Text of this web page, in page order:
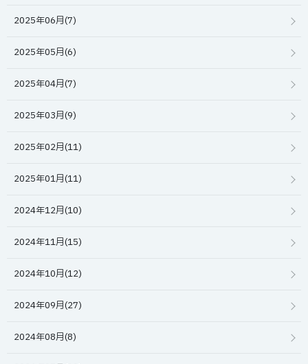
2025年06月(7)
2025年05月(6)
2025年04月(7)
2025年03月(9)
2025年02月(11)
2025年01月(11)
2024年12月(10)
2024年11月(15)
2024年10月(12)
2024年09月(27)
2024年08月(8)